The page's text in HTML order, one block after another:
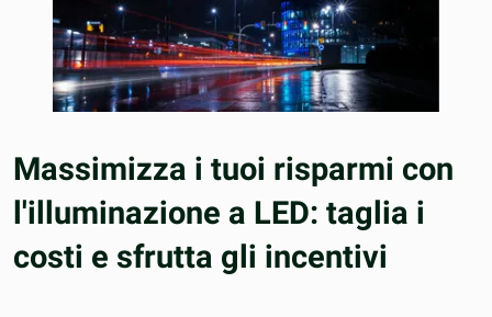
Massimizza i tuoi risparmi con
l'illuminazione a LED: taglia i
costi e sfrutta gli incentivi